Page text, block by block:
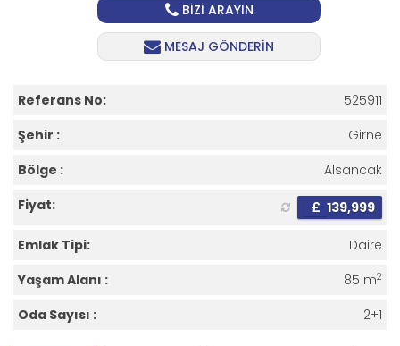
BİZİ ARAYIN
MESAJ GÖNDERİN
Referans No:
525911
Şehir :
Girne
Bölge :
Alsancak
Fiyat:
£ 139,999
Emlak Tipi:
Daire
Yaşam Alanı :
85 m2
Oda Sayısı : 2+1